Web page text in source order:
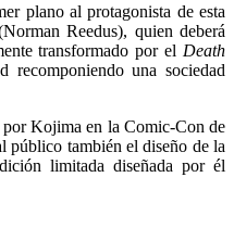
plano al protagonista de esta
Reedus), quien deberá
transformado por el Death
recomponiendo una sociedad
por Kojima en la Comic-Con de
público también el diseño de la
limitada diseñada por él